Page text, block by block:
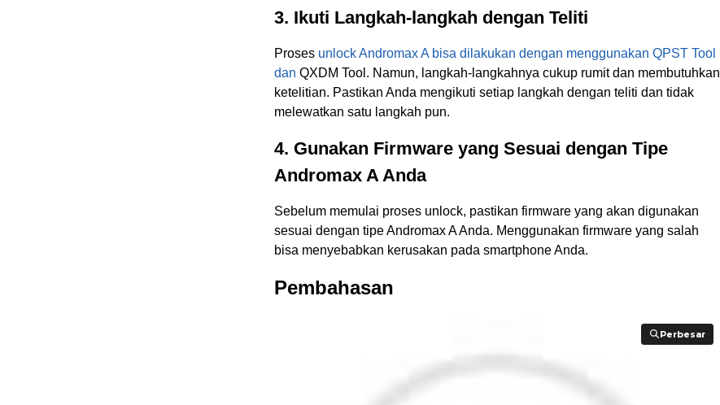
3. Ikuti Langkah-langkah dengan Teliti
Proses unlock Andromax A bisa dilakukan dengan menggunakan QPST Tool
dan QXDM Tool. Namun, langkah-langkahnya cukup rumit dan membutuhkan
ketelitian. Pastikan Anda mengikuti setiap langkah dengan teliti dan tidak
melewatkan satu langkah pun.
4. Gunakan Firmware yang Sesuai dengan Tipe
Andromax A Anda
Sebelum memulai proses unlock, pastikan firmware yang akan digunakan
sesuai dengan tipe Andromax A Anda. Menggunakan firmware yang salah
bisa menyebabkan kerusakan pada smartphone Anda.
Pembahasan
Perbesar
Perbesar